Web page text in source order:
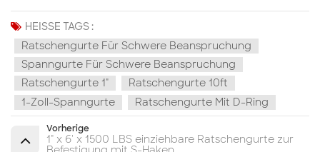
HEISSE TAGS :
Ratschengurte Für Schwere Beanspruchung
Spanngurte Für Schwere Beanspruchung
Ratschengurte 1"
Ratschengurte 10ft
1-Zoll-Spanngurte
Ratschengurte Mit D-Ring
Vorherige
1" x 6' x 1500 LBS einziehbare Ratschengurte zur